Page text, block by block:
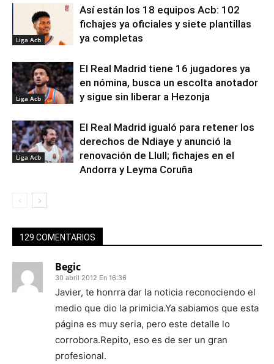
Liga Acb
Así están los 18 equipos Acb: 102
fichajes ya oficiales y siete plantillas
ya completas
Liga Acb
El Real Madrid tiene 16 jugadores ya
en nómina, busca un escolta anotador
y sigue sin liberar a Hezonja
Liga Acb
El Real Madrid igualó para retener los
derechos de Ndiaye y anunció la
renovación de Llull; fichajes en el
Andorra y Leyma Coruña
129 COMENTARIOS
Begic
30 abril 2012 En 16:36
Javier, te honrra dar la noticia reconociendo el
medio que dio la primicia.Ya sabiamos que esta
página es muy seria, pero este detalle lo
corrobora.Repito, eso es de ser un gran
profesional.